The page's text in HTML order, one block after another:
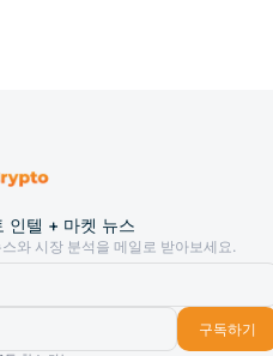
인텔 + 마켓 뉴스
와 시장 분석을 메일로 받아보세요.
구독하기